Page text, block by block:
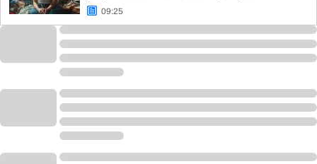
09:25